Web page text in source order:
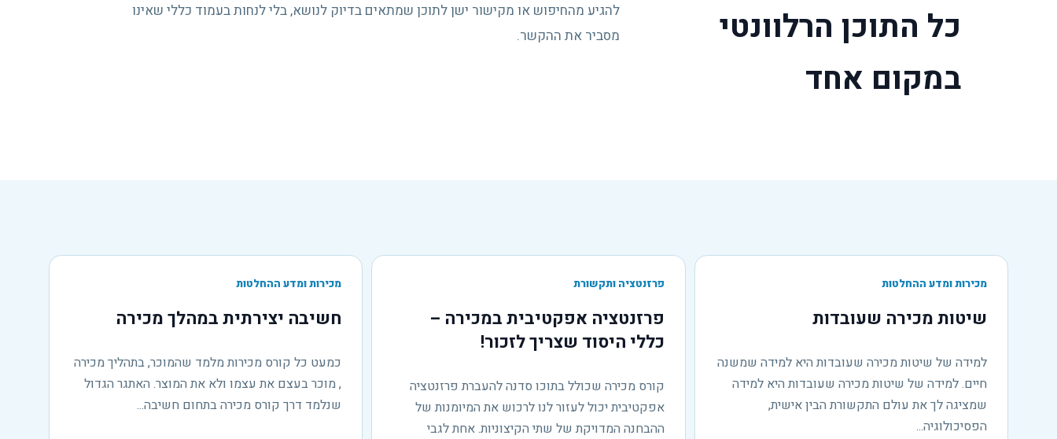
כל התוכן הרלוונטי
במקום אחד
להגיע מהחיפוש או מקישור ישן לתוכן שמתאים בדיוק לנושא, בלי לנחות בעמוד כללי שאינו
מסביר את ההקשר.
מכירות ומדע ההחלטות
שיטות מכירה שעובדות
למידה של שיטות מכירה שעובדות היא למידה שמשנה
חיים. למידה של שיטות מכירה שעובדות היא למידה
שמציגה לך את עולם התקשורת הבין אישית,
הפסיכולוגיה...
פרזנטציה ותקשורת
פרזנטציה אפקטיבית במכירה –
כללי היסוד שצריך לזכור!
קורס מכירה שכולל בתוכו סדנה להעברת פרזנטציה
אפקטיבית יכול לעזור לנו לרכוש את המיומנות של
ההבחנה המדויקת של שתי הקיצוניות. אחת לגבי
מכירות ומדע ההחלטות
חשיבה יצירתית במהלך מכירה
כמעט כל קורס מכירות מלמד שהמוכר, בתהליך מכירה
, מוכר בעצם את עצמו ולא את המוצר. האתגר הגדול
שנלמד דרך קורס מכירה בתחום חשיבה...